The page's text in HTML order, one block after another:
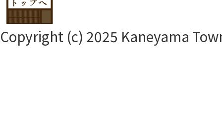
Copyright (c) 2025 Kaneyama